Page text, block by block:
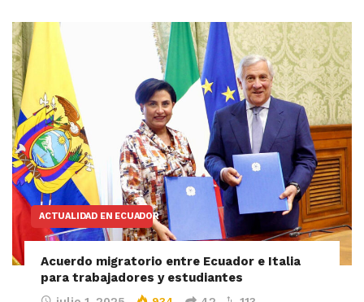
ACTUALIDAD EN ECUADOR
Acuerdo migratorio entre Ecuador e Italia
para trabajadores y estudiantes